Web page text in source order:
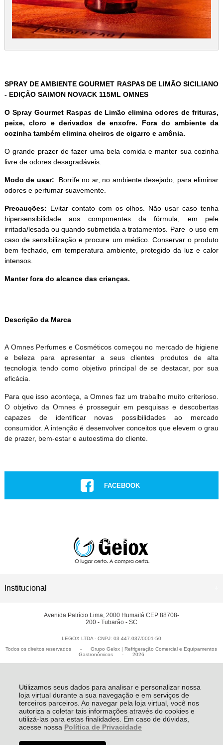
Utilizamos seus dados para analisar e personalizar nossa
loja virtual durante a sua navegação e em serviços de
terceiros parceiros. Ao navegar pela loja virtual, você nos
autoriza a coletar tais informações através do cookies e
utilizá-las para estas finalidades. Em caso de dúvidas,
acesse nossa Política de Privacidade
SPRAY DE AMBIENTE GOURMET RASPAS DE LIMÃO SICILIANO
- EDIÇÃO SAIMON NOVACK 115ML OMNES
O Spray Gourmet Raspas de Limão elimina odores de frituras,
peixe, cloro e derivados de enxofre. Fora do ambiente da
cozinha também elimina cheiros de cigarro e amônia.
O grande prazer de fazer uma bela comida e manter sua cozinha
livre de odores desagradáveis.
Modo de usar: Borrife no ar, no ambiente desejado, para eliminar
odores e perfumar suavemente.
Precauções: Evitar contato com os olhos. Não usar caso tenha
hipersensibilidade aos componentes da fórmula, em pele
irritada/lesada ou quando submetida a tratamentos. Pare o uso em
caso de sensibilização e procure um médico. Conservar o produto
bem fechado, em temperatura ambiente, protegido da luz e calor
intensos.
Manter fora do alcance das crianças.
Descrição da Marca
A Omnes Perfumes e Cosméticos começou no mercado de higiene
e beleza para apresentar a seus clientes produtos de alta
tecnologia tendo como objetivo principal de se destacar, por sua
eficácia.
Para que isso aconteça, a Omnes faz um trabalho muito criterioso.
O objetivo da Omnes é prosseguir em pesquisas e descobertas
capazes de identificar novas possibilidades ao mercado
consumidor. A intenção é desenvolver conceitos que elevem o grau
de prazer, bem-estar e autoestima do cliente.
FACEBOOK
CONHEÇA NOSSAS LOJAS
Institucional
Avenida Patrício Lima, 2000 Humaitá CEP 88708-
200 - Tubarão - SC
LEGOX LTDA - CNPJ: 03.447.037/0001-50
Todos os direitos reservados
-
Grupo Gelox | Refrigeração Comercial e Equipamentos
Gastronômicos
- 2026